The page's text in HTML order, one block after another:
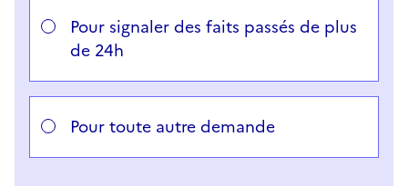
Pour signaler des faits passés de plus
de 24h
Pour toute autre demande